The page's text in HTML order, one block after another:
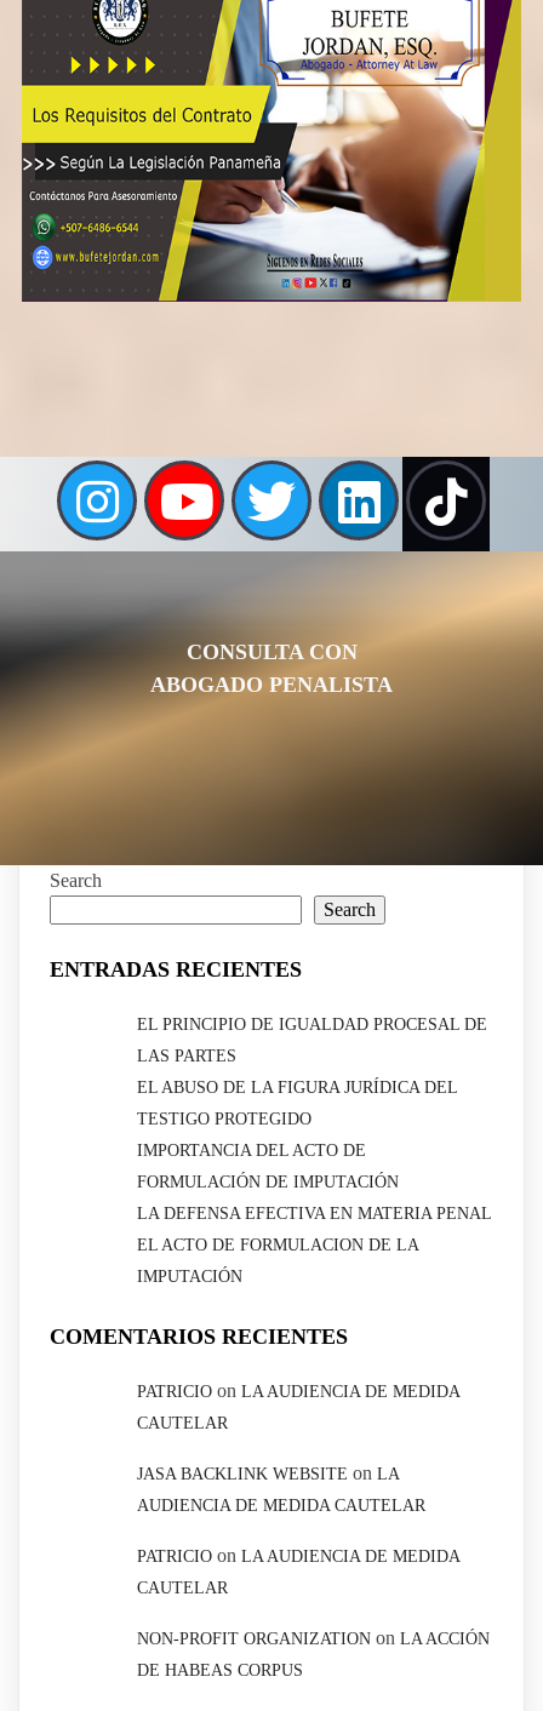
CONSULTA CON
ABOGADO PENALISTA
Search
Search
ENTRADAS RECIENTES
EL PRINCIPIO DE IGUALDAD PROCESAL DE
LAS PARTES
EL ABUSO DE LA FIGURA JURÍDICA DEL
TESTIGO PROTEGIDO
IMPORTANCIA DEL ACTO DE
FORMULACIÓN DE IMPUTACIÓN
LA DEFENSA EFECTIVA EN MATERIA PENAL
EL ACTO DE FORMULACION DE LA
IMPUTACIÓN
COMENTARIOS RECIENTES
PATRICIO on LA AUDIENCIA DE MEDIDA
CAUTELAR
JASA BACKLINK WEBSITE on LA
AUDIENCIA DE MEDIDA CAUTELAR
PATRICIO on LA AUDIENCIA DE MEDIDA
CAUTELAR
NON-PROFIT ORGANIZATION on LA ACCIÓN
DE HABEAS CORPUS